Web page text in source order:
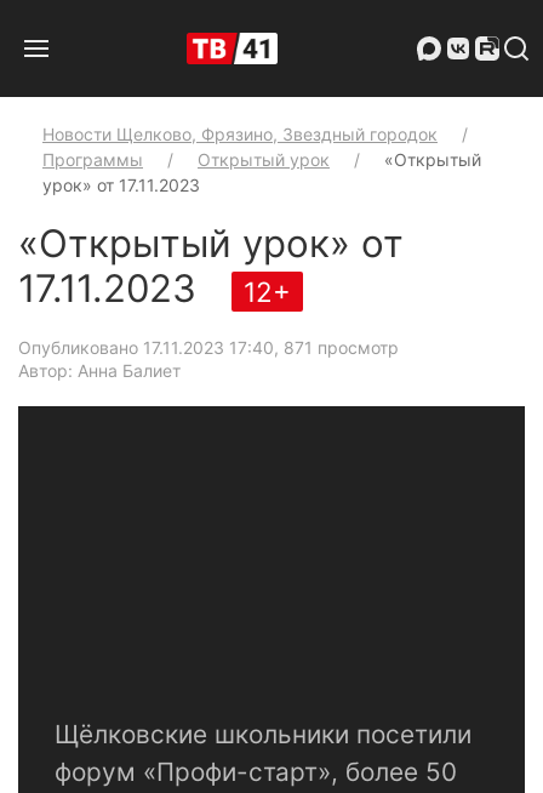
Новости Щелково, Фрязино, Звездный городок
Программы
Открытый урок
«Открытый
урок» от 17.11.2023
«Открытый урок» от
17.11.2023
12+
Опубликовано 17.11.2023 17:40, 871 просмотр
Автор: Анна Балиет
Щёлковские школьники посетили
форум «Профи-старт», более 50